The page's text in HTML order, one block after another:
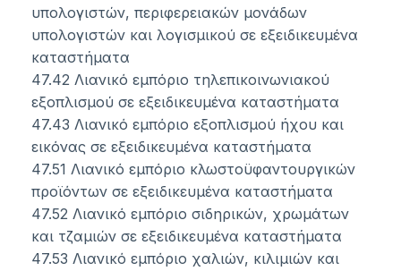
υπολογιστών, περιφερειακών μονάδων
υπολογιστών και λογισμικού σε εξειδικευμένα
καταστήματα
47.42 Λιανικό εμπόριο τηλεπικοινωνιακού
εξοπλισμού σε εξειδικευμένα καταστήματα
47.43 Λιανικό εμπόριο εξοπλισμού ήχου και
εικόνας σε εξειδικευμένα καταστήματα
47.51 Λιανικό εμπόριο κλωστοϋφαντουργικών
προϊόντων σε εξειδικευμένα καταστήματα
47.52 Λιανικό εμπόριο σιδηρικών, χρωμάτων
και τζαμιών σε εξειδικευμένα καταστήματα
47.53 Λιανικό εμπόριο χαλιών, κιλιμιών και